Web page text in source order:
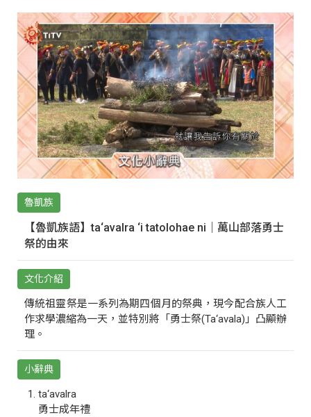
魯凱族
【魯凱族語】ta‘avalra ‘i tatolohae ni｜萬山部落勇士
祭的由來
文化介紹
傳統祖靈祭是一系列為期四個月的祭典，現今配合族人工
作求學濃縮為一天，並特別將「勇士祭(Ta‘avala)」凸顯辦
理。
小辭典
ta‘avalra
勇士成年禮